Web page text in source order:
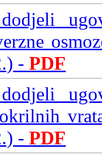
- PDF
- PDF